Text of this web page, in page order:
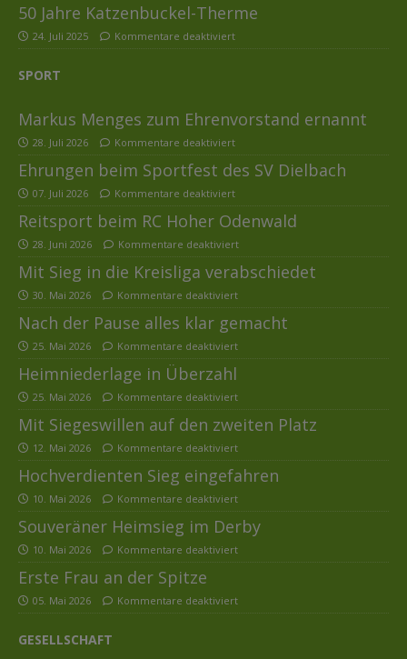
50 Jahre Katzenbuckel-Therme
24. Juli 2025 Kommentare deaktiviert
SPORT
Markus Menges zum Ehrenvorstand ernannt
28. Juli 2026 Kommentare deaktiviert
Ehrungen beim Sportfest des SV Dielbach
07. Juli 2026 Kommentare deaktiviert
Reitsport beim RC Hoher Odenwald
28. Juni 2026 Kommentare deaktiviert
Mit Sieg in die Kreisliga verabschiedet
30. Mai 2026 Kommentare deaktiviert
Nach der Pause alles klar gemacht
25. Mai 2026 Kommentare deaktiviert
Heimniederlage in Überzahl
25. Mai 2026 Kommentare deaktiviert
Mit Siegeswillen auf den zweiten Platz
12. Mai 2026 Kommentare deaktiviert
Hochverdienten Sieg eingefahren
10. Mai 2026 Kommentare deaktiviert
Souveräner Heimsieg im Derby
10. Mai 2026 Kommentare deaktiviert
Erste Frau an der Spitze
05. Mai 2026 Kommentare deaktiviert
GESELLSCHAFT